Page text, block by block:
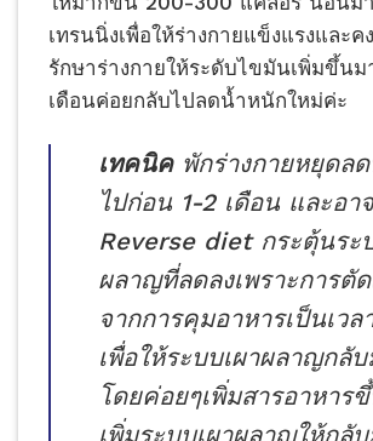
เทรนนิ่งเพื่อให้ร่างกายแข็งแรงและค
รักษาร่างกายให้ระดับไขมันเพิ่มขึ้นม
เดือนค่อยกลับไปลดน้ำหนักใหม่ค่ะ
เทคนิค พักร่างกายหยุดล
ไปก่อน 1-2 เดือน และอา
Reverse diet กระตุ้นระ
ผลาญที่ลดลงเพราะการตั
จากการคุมอาหารเป็นเวล
เพื่อให้ระบบเผาผลาญกลั
โดยค่อยๆเพิ่มสารอาหาร